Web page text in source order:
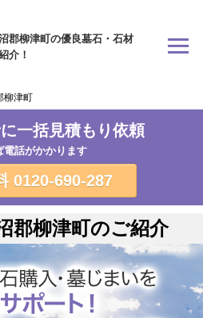
郡柳津町の優良墓石・石材
介！
柳津町
一括見積もり依頼
話がかかります
0120-690-287
郡柳津町のご紹介